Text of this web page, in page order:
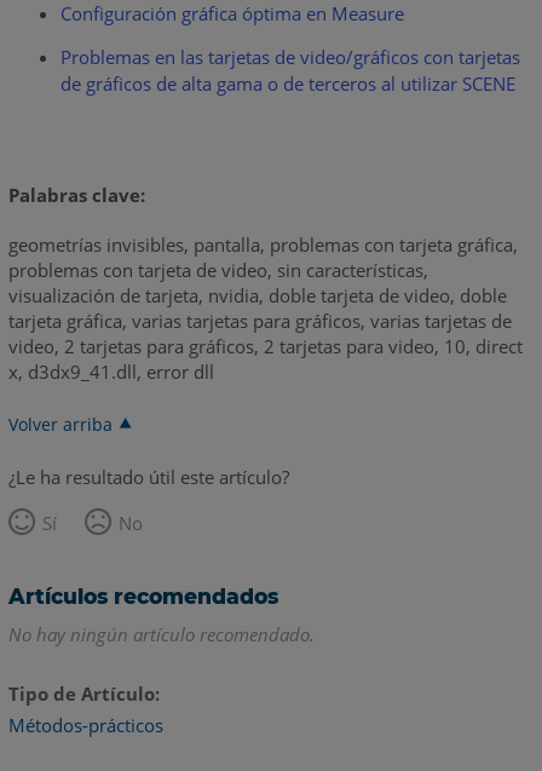
Configuración gráfica óptima en Measure
Problemas en las tarjetas de video/gráficos con tarjetas
de gráficos de alta gama o de terceros al utilizar SCENE
Palabras clave:
geometrías invisibles, pantalla, problemas con tarjeta gráfica,
problemas con tarjeta de video, sin características,
visualización de tarjeta, nvidia, doble tarjeta de video, doble
tarjeta gráfica, varias tarjetas para gráficos, varias tarjetas de
video, 2 tarjetas para gráficos, 2 tarjetas para video, 10, direct
x, d3dx9_41.dll, error dll
Volver arriba
¿Le ha resultado útil este artículo?
Sí
No
Artículos recomendados
No hay ningún artículo recomendado.
Tipo de Artículo
Métodos-prácticos